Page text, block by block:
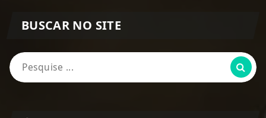
BUSCAR NO SITE
Pesquisa
por: